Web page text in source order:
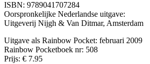
ISBN: 9789041707284
Oorspronkelijke Nederlandse uitgave:
Uitgeverij Nijgh & Van Ditmar, Amsterdam
Uitgave als Rainbow Pocket: februari 2009
Rainbow Pocketboek nr: 508
Prijs: € 7.95